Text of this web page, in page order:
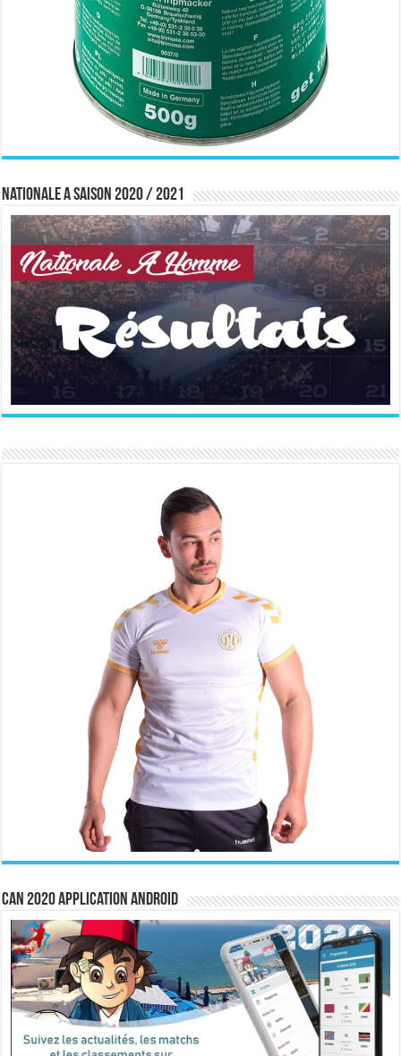
Nationale A saison 2020 / 2021
CAN 2020 Application Android